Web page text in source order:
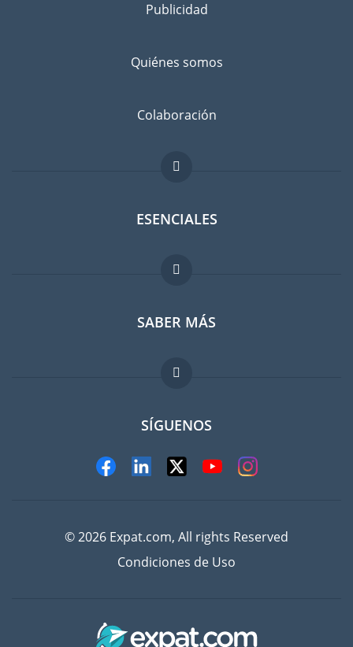
Publicidad
Quiénes somos
Colaboración
ESENCIALES
Foro para expatriados
Guia para expatriados
Trabajos en el extranjero
SABER MÁS
FAQ
SÍGUENOS
© 2026 Expat.com, All rights Reserved
Condiciones de Uso